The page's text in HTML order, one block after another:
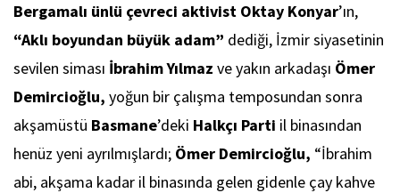
Bergamalı ünlü çevreci aktivist Oktay Konyar’ın,
“Aklı boyundan büyük adam” dediği, İzmir siyasetinin
sevilen siması İbrahim Yılmaz ve yakın arkadaşı Ömer
Demircioğlu, yoğun bir çalışma temposundan sonra
akşamüstü Basmane’deki Halkçı Parti il binasından
henüz yeni ayrılmışlardı; Ömer Demircioğlu, “İbrahim
abi, akşama kadar il binasında gelen gidenle çay kahve